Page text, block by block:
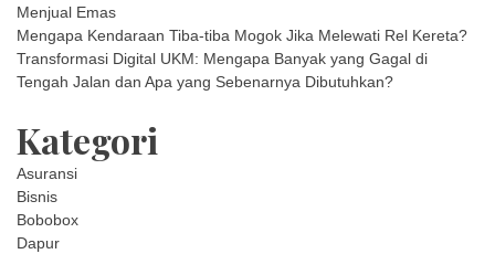
Menjual Emas
Mengapa Kendaraan Tiba-tiba Mogok Jika Melewati Rel Kereta?
Transformasi Digital UKM: Mengapa Banyak yang Gagal di
Tengah Jalan dan Apa yang Sebenarnya Dibutuhkan?
Kategori
Asuransi
Bisnis
Bobobox
Dapur